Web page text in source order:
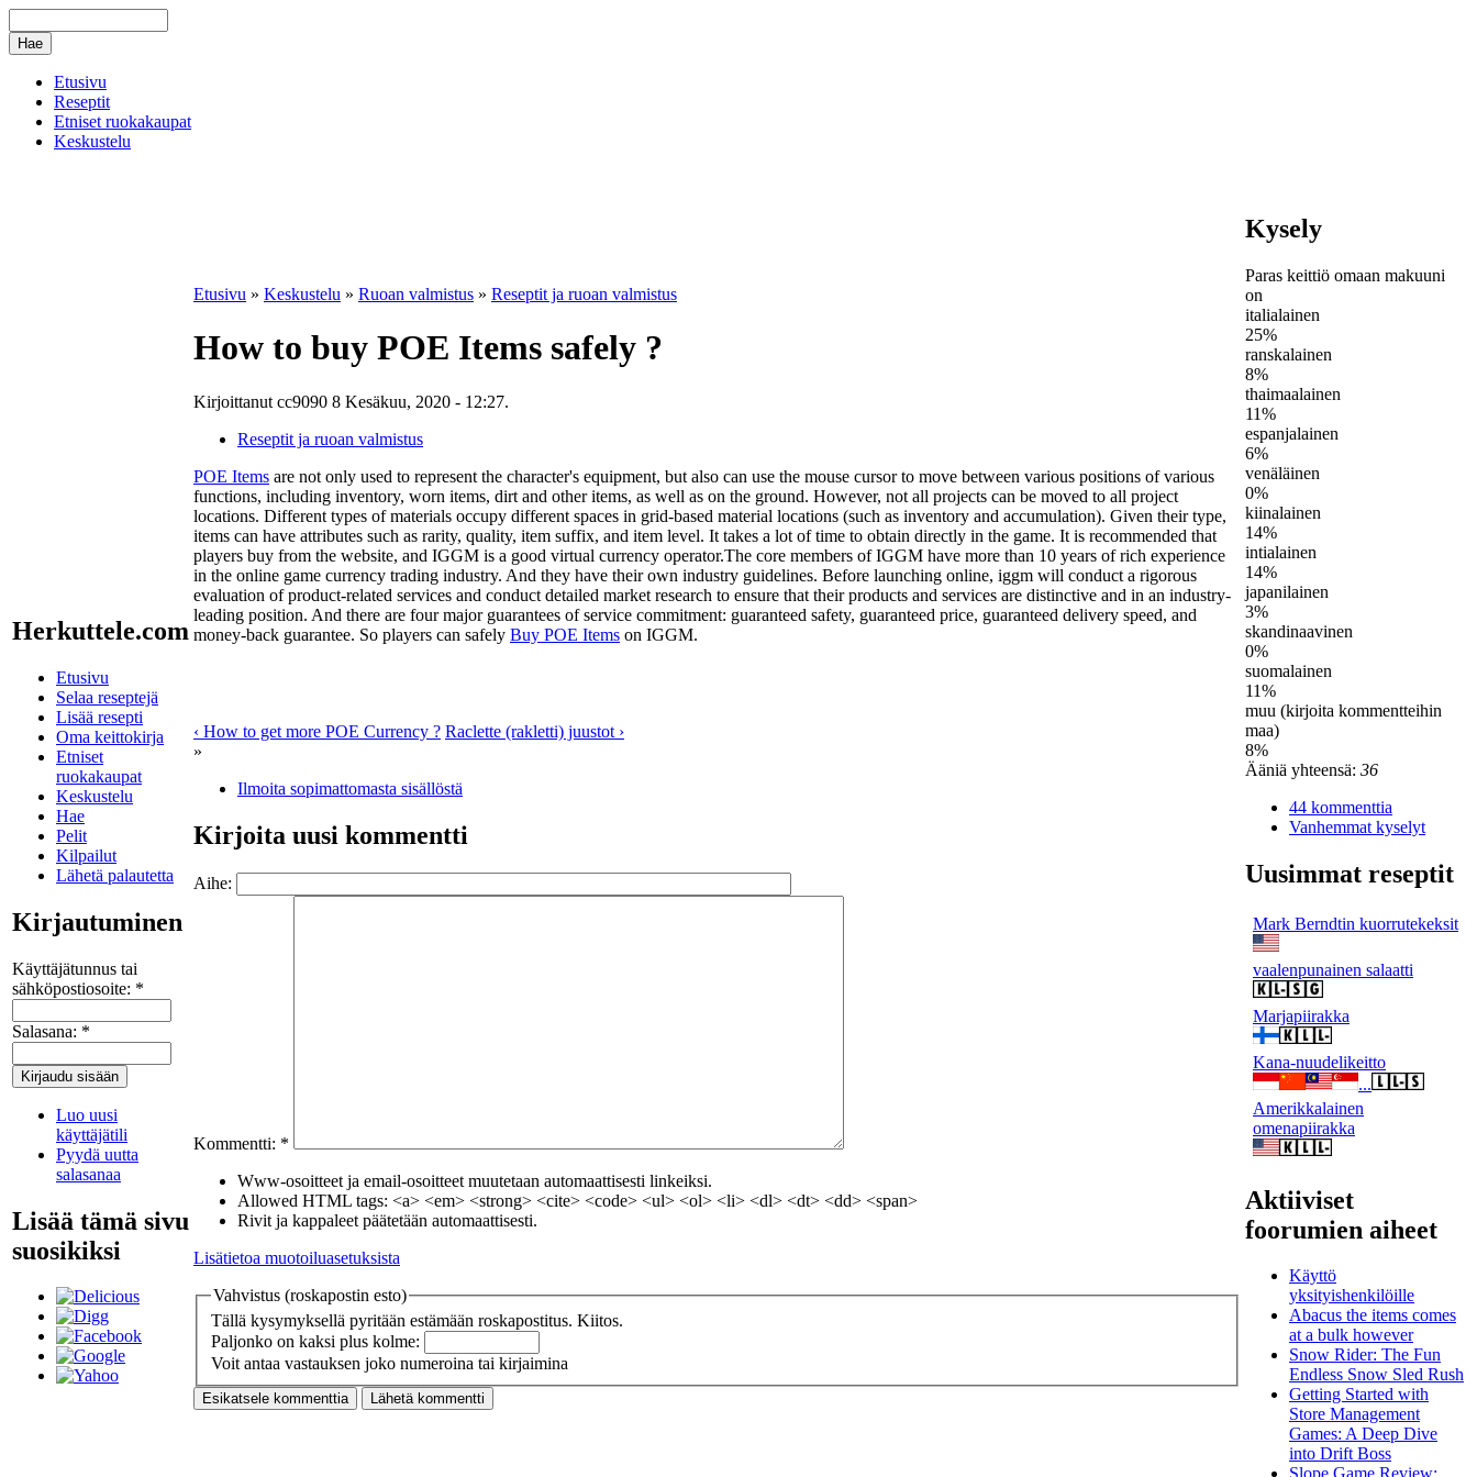
Etusivu
Reseptit
Etniset ruokakaupat
Keskustelu
Herkuttele.com
Etusivu
Selaa reseptejä
Lisää resepti
Oma keittokirja
Etniset
ruokakaupat
Keskustelu
Hae
Pelit
Kilpailut
Lähetä palautetta
Kirjautuminen
Käyttäjätunnus tai
sähköpostiosoite: *
Salasana: *
Luo uusi
käyttäjätili
Pyydä uutta
salasanaa
Lisää tämä sivu
suosikiksi
Etusivu » Keskustelu » Ruoan valmistus » Reseptit ja ruoan valmistus
How to buy POE Items safely ?
Kirjoittanut cc9090 8 Kesäkuu, 2020 - 12:27.
Reseptit ja ruoan valmistus
POE Items are not only used to represent the character's equipment, but also can use the mouse cursor to move between various positions of various
functions, including inventory, worn items, dirt and other items, as well as on the ground. However, not all projects can be moved to all project
locations. Different types of materials occupy different spaces in grid-based material locations (such as inventory and accumulation). Given their type,
items can have attributes such as rarity, quality, item suffix, and item level. It takes a lot of time to obtain directly in the game. It is recommended that
players buy from the website, and IGGM is a good virtual currency operator.The core members of IGGM have more than 10 years of rich experience
in the online game currency trading industry. And they have their own industry guidelines. Before launching online, iggm will conduct a rigorous
evaluation of product-related services and conduct detailed market research to ensure that their products and services are distinctive and in an industry-
leading position. And there are four major guarantees of service commitment: guaranteed safety, guaranteed price, guaranteed delivery speed, and
money-back guarantee. So players can safely Buy POE Items on IGGM.
‹ How to get more POE Currency ? Raclette (rakletti) juustot ›
»
Ilmoita sopimattomasta sisällöstä
Kirjoita uusi kommentti
Aihe:
Kommentti: *
Www-osoitteet ja email-osoitteet muutetaan automaattisesti linkeiksi.
Allowed HTML tags: <a> <em> <strong> <cite> <code> <ul> <ol> <li> <dl> <dt> <dd> <span>
Rivit ja kappaleet päätetään automaattisesti.
Lisätietoa muotoiluasetuksista
Vahvistus (roskapostin esto)
Tällä kysymyksellä pyritään estämään roskapostitus. Kiitos.
Paljonko on kaksi plus kolme:
Voit antaa vastauksen joko numeroina tai kirjaimina
Kysely
Paras keittiö omaan makuuni
on
italialainen
25%
ranskalainen
8%
thaimaalainen
11%
espanjalainen
6%
venäläinen
0%
kiinalainen
14%
intialainen
14%
japanilainen
3%
skandinaavinen
0%
suomalainen
11%
muu (kirjoita kommentteihin
maa)
8%
Ääniä yhteensä: 36
44 kommenttia
Vanhemmat kyselyt
Uusimmat reseptit
Mark Berndtin kuorrutekeksit
vaalenpunainen salaatti
Marjapiirakka
Kana-nuudelikeitto
...
Amerikkalainen
omenapiirakka
Aktiiviset
foorumien aiheet
Käyttö
yksityishenkilöille
Abacus the items comes
at a bulk however
Snow Rider: The Fun
Endless Snow Sled Rush
Getting Started with
Store Management
Games: A Deep Dive
into Drift Boss